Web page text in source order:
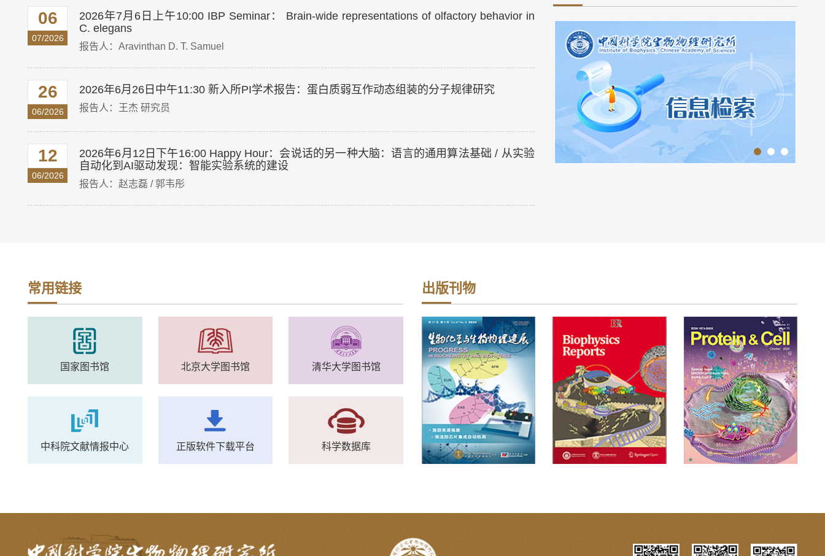
06
07/2026
2026年7月6日上午10:00 IBP Seminar： Brain-wide representations of olfactory behavior in
C. elegans
报告人：Aravinthan D. T. Samuel
26
06/2026
2026年6月26日中午11:30 新入所PI学术报告：蛋白质弱互作动态组装的分子规律研究
报告人：王杰 研究员
12
06/2026
2026年6月12日下午16:00 Happy Hour：会说话的另一种大脑：语言的通用算法基础 / 从实验
自动化到AI驱动发现：智能实验系统的建设
报告人：赵志磊 / 郭韦彤
常用链接
国家图书馆 北京大学图书馆 清华大学图书馆
中科院文献情报中心 正版软件下载平台 科学数据库
出版刊物